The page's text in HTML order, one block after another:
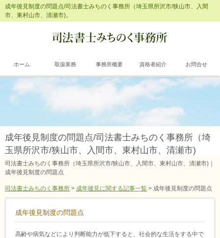
成年後見制度の問題点/司法書士みちのく事務所（埼玉県所沢市/狭山市、入間
市、東村山市、清瀬市)。
ホーム 取扱業務 事務所概要 資格者紹介 お問合せ
成年後見制度の問題点/司法書士みちのく事務所（埼
玉県所沢市/狭山市、入間市、東村山市、清瀬市)
司法書士みちのく事務所（埼玉県所沢市/狭山市、入間市、東村山市、清瀬市)｜
成年後見制度の問題点
司法書士みちのく事務所 > 成年後見に関する記事一覧 > 成年後見制度の問題点
成年後見制度の問題点
高齢や病気などにより判断能力が低下すると、社会的な生活をする中で